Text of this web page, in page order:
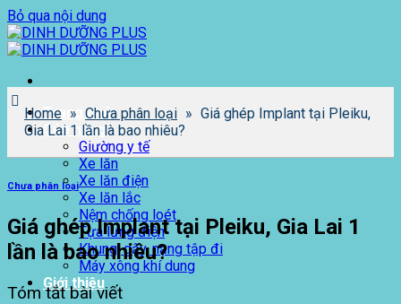
Bỏ qua nội dung
Trang chủ
Cửa hàng
Giường y tế
Xe lăn
Xe lăn điện
Xe lăn lắc
Nệm chống loét
Tựa lưng điện
Khung, gậy, nạng tập đi
Máy xông khí dung
Giới thiệu
Home » Chưa phân loại » Giá ghép Implant tại Pleiku,
Gia Lai 1 lần là bao nhiêu?
Chưa phân loại
Giá ghép Implant tại Pleiku, Gia Lai 1
lần là bao nhiêu?
Tóm tắt bài viết